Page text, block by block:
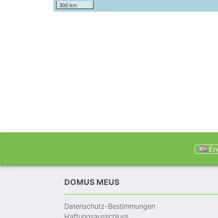
300 km
DOMUS MEUS
Datenschutz-Bestimmungen
Haftungsausschluss